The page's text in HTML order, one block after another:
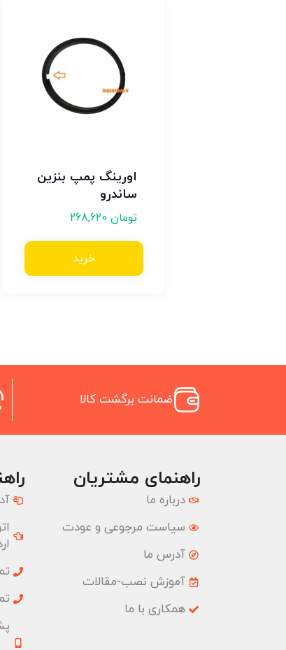
اورینگ پمپ بنزین
ساندرو
تومان
خرید
ضمانت برگشت کالا
راهنمای مشتریان
درباره ما
سیاست مرجوعی و عودت
آدرس ما
آموزش نصب-مقالات
همکاری با ما